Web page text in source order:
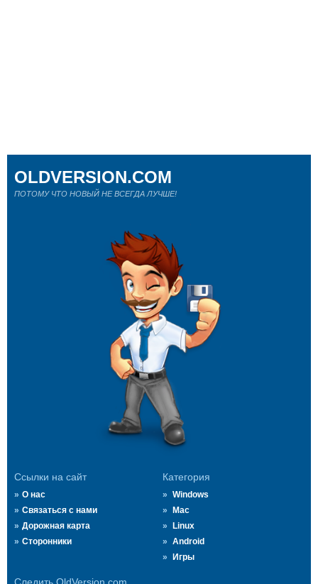
Ссылки на сайт
О нас
Связаться с нами
Дорожная карта
Сторонники
Категория
Windows
Mac
Linux
Android
Игры
OLDVERSION.COM
ПОТОМУ ЧТО НОВЫЙ НЕ ВСЕГДА ЛУЧШЕ!